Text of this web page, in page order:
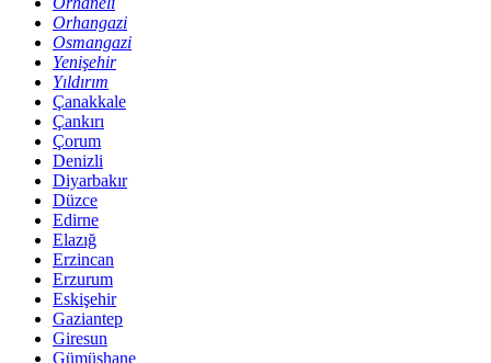
Orhangazi
Osmangazi
Yenişehir
Yıldırım
Çanakkale
Çankırı
Çorum
Denizli
Diyarbakır
Düzce
Edirne
Elazığ
Erzincan
Erzurum
Eskişehir
Gaziantep
Giresun
Gümüşhane